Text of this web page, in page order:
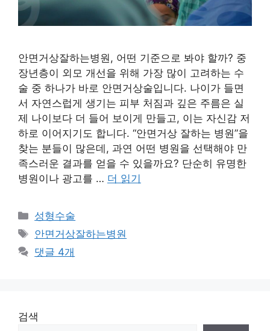
안면거상잘하는병원, 어떤 기준으로 봐야 할까? 중
장년층이 외모 개선을 위해 가장 많이 고려하는 수
술 중 하나가 바로 안면거상술입니다. 나이가 들면
서 자연스럽게 생기는 피부 처짐과 깊은 주름은 실
제 나이보다 더 들어 보이게 만들고, 이는 자신감 저
하로 이어지기도 합니다. “안면거상 잘하는 병원”을
찾는 분들이 많은데, 과연 어떤 병원을 선택해야 만
족스러운 결과를 얻을 수 있을까요? 단순히 유명한
병원이나 광고를 … 더 읽기
카
테
리
성형수술
태
그
안면거상잘하는병원
댓글 4개
검색